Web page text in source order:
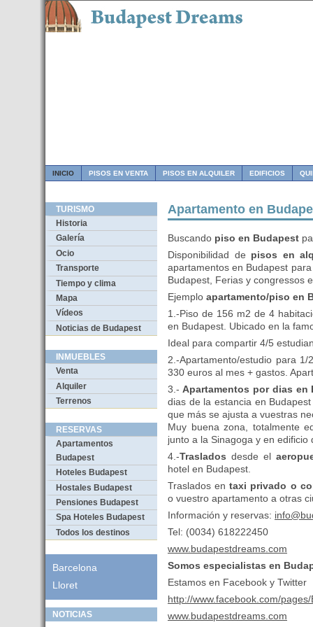
INICIO PISOS EN VENTA PISOS EN ALQUILER EDIFICIOS
TURISMO
Historia
Galería
Ocio
Transporte
Tiempo y clima
Mapa
Vídeos
Noticias de Budapest
INMUEBLES
Venta
Alquiler
Terrenos
RESERVAS
Apartamentos
Budapest
Hoteles Budapest
Hostales Budapest
Pensiones Budapest
Spa Hoteles Budapest
Todos los destinos
Barcelona
Lloret
NOTICIAS
Apartamento en
Buscando piso en Budapest
Disponibilidad de pisos en
apartamentos en Budapest
Budapest, Ferias y congressos
Ejemplo apartamento/piso en
1.-Piso de 156 m2 de 4
en Budapest. Ubicado en la
Ideal para compartir 4/5
2.-Apartamento/estudio para
330 euros al mes + gastos.
3.- Apartamentos por dias en
dias de la estancia en
que más se ajusta a vuestras
Muy buena zona, totalmente
junto a la Sinagoga y en
4.-Traslados desde el
hotel en Budapest.
Traslados entaxi privado o
o vuestro apartamento a otras
Información y reservas:
Tel: (0034) 618222450
www.budapestdreams.com
Somos especialistas en
Estamos en Facebook y Twitter
http://www.facebook.com/
www.budapestdreams.com